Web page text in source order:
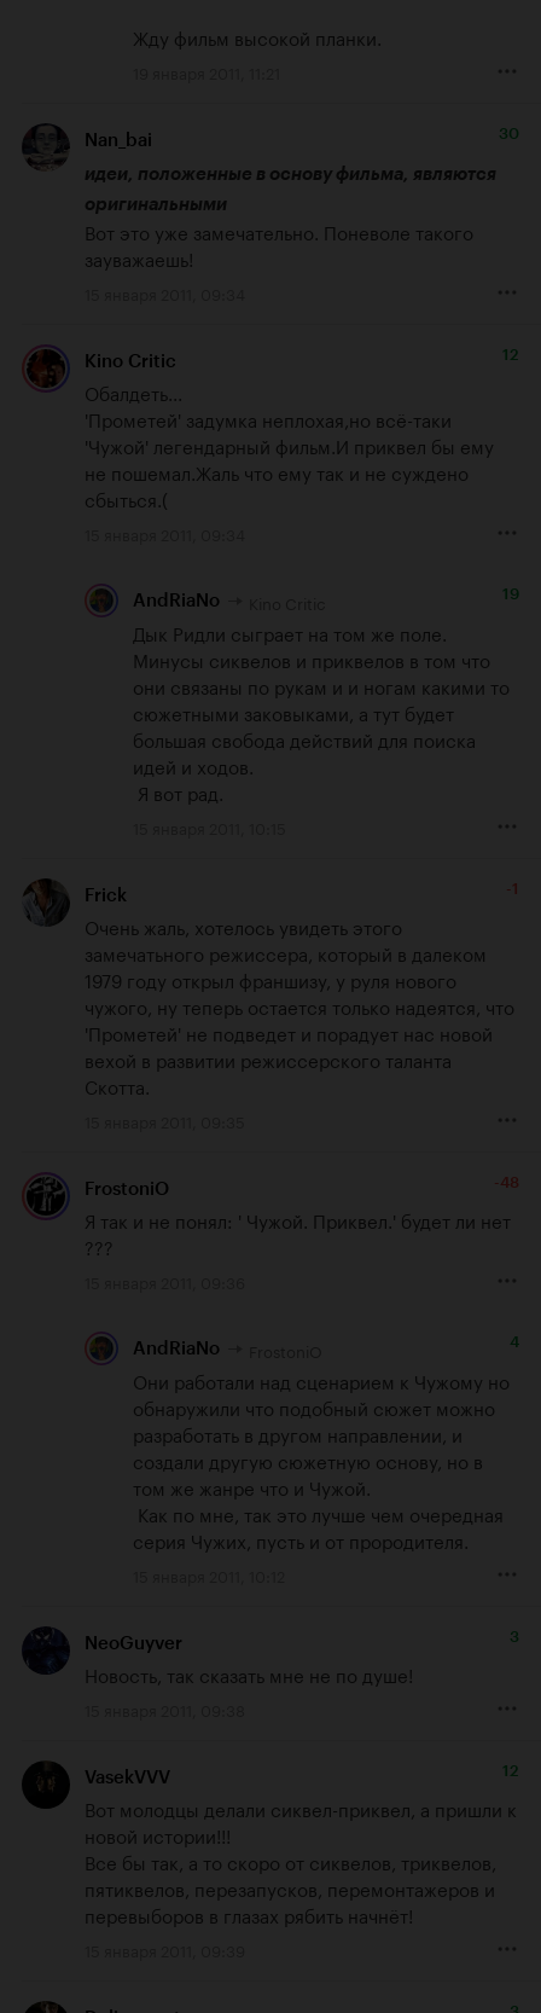
Жду фильм высокой планки.
Nan_bai 30
идеи, положенные в основу фильма, являются
оригинальными
Вот это уже замечательно. Поневоле такого
зауважаешь!
Kino Critic 12
Обалдеть...
'Прометей' задумка неплохая,но всё-таки
'Чужой' легендарный фильм.И приквел бы ему
не пошемал.Жаль что ему так и не суждено
сбыться.(
AndRiaNo 19
Дык Ридли сыграет на том же поле.
Минусы сиквелов и приквелов в том что
они связаны по рукам и и ногам какими то
сюжетными заковыками, а тут будет
большая свобода действий для поиска
идей и ходов.
Я вот рад.
Frick -1
Очень жаль, хотелось увидеть этого
замечатьного режиссера, который в далеком
1979 году открыл франшизу, у руля нового
чужого, ну теперь остается только надеятся, что
'Прометей' не подведет и порадует нас новой
вехой в развитии режиссерского таланта
Скотта.
FrostoniO -48
Я так и не понял: ' Чужой. Приквел.' будет ли нет
???
AndRiaNo 4
Они работали над сценарием к Чужому но
обнаружили что подобный сюжет можно
разработать в другом направлении, и
создали другую сюжетную основу, но в
том же жанре что и Чужой.
серия Чужих, пусть и от прородителя.
NeoGuyver 3
Новость, так сказать мне не по душе!
VasekVVV 12
Вот молодцы делали сиквел-приквел, а пришли к
новой истории!!!
Все бы так, а то скоро от сиквелов, триквелов,
пятиквелов, перезапусков, перемонтажеров и
перевыборов в глазах рябить начнёт!